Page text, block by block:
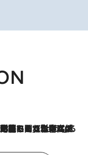
続いている」ホルムズ海峡封鎖による影響はいつまで続く？《エネルギー専門家に聞く“どうなる日本の暮らし”》